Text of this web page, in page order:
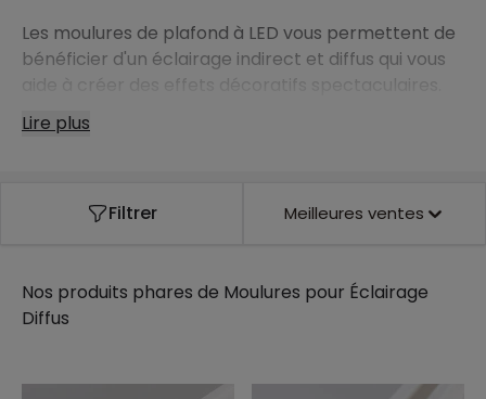
Les moulures de plafond à LED vous permettent de
bénéficier d'un éclairage indirect et diffus qui vous
aide à créer des effets décoratifs spectaculaires.
Vous pouvez ainsi créer des ambiances
sophistiquées et chaleureuses, tout en renforçant
Lire plus
Filtrer Meilleures ventes
Nos produits phares de Moulures pour Éclairage
Diffus